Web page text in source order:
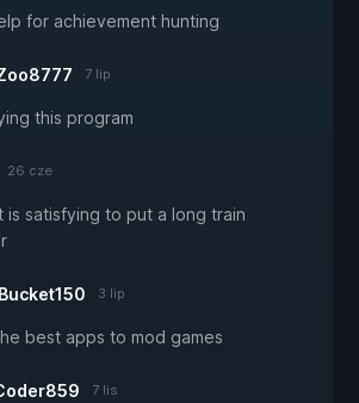
for achievement hunting
7 lip
this program
26 cze
is satisfying to put a long train
3 lip
best apps to mod games
7 lis